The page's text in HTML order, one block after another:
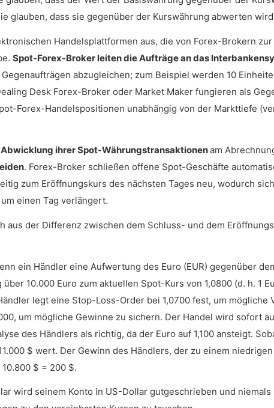
glauben, dass sie gegenüber der Kurswährung abwerten
Handelsplattformen aus, die von Forex-Brokern
Spot-Forex-Broker leiten die Aufträge an das
abzugleichen; zum Beispiel werden 10
Desk Forex-Broker oder Market Maker fungieren als
Forex-Handelspositionen unabhängig von der Markttiefe
ihrer Spot-Währungstransaktionenam
. Forex-Broker schließen offene Spot-Geschäfte
zum Eröffnungskurs des nächsten Tages neu, wodurch
einen Tag verlängert.
aus der Differenz zwischen dem Schluss- und dem
ein Händler eine Aufwertung des Euro (EUR) gegenüber
10.000 Euro zum aktuellen Spot-Kurs von 1,0800 (d. h. 1
legt eine Stop-Loss-Order bei 1,0700 fest, um mögliche
um mögliche Gewinne zu sichern. Der Handel wird sofort
des Händlers als richtig, da der Euro auf 1,100 ansteigt.
$ wert. Der Gewinn des Händlers, der zu einem
$ = 200 $.
wird seinem Konto in US-Dollar gutgeschrieben und